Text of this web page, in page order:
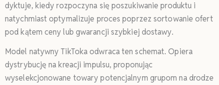
dyktuje, kiedy rozpoczyna się poszukiwanie produktu i
natychmiast optymalizuje proces poprzez sortowanie ofert
pod kątem ceny lub gwarancji szybkiej dostawy.
Model natywny TikToka odwraca ten schemat. Opiera
dystrybucję na kreacji impulsu, proponując
wyselekcjonowane towary potencjalnym grupom na drodze